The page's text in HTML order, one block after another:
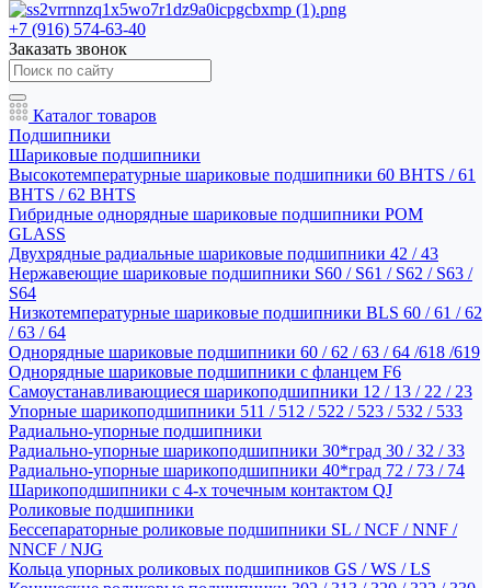
+7 (916) 574-63-40
Заказать звонок
Каталог товаров
Подшипники
Шариковые подшипники
Высокотемпературные шариковые подшипники 60 BHTS / 61
BHTS / 62 BHTS
Гибридные однорядные шариковые подшипники POM
GLASS
Двухрядные радиальные шариковые подшипники 42 / 43
Нержавеющие шариковые подшипники S60 / S61 / S62 / S63 /
S64
Низкотемпературные шариковые подшипники BLS 60 / 61 / 62
/ 63 / 64
Однорядные шариковые подшипники 60 / 62 / 63 / 64 /618 /619
Однорядные шариковые подшипники с фланцем F6
Самоустанавливающиеся шарикоподшипники 12 / 13 / 22 / 23
Упорные шарикоподшипники 511 / 512 / 522 / 523 / 532 / 533
Радиально-упорные подшипники
Радиально-упорные шарикоподшипники 30*град 30 / 32 / 33
Радиально-упорные шарикоподшипники 40*град 72 / 73 / 74
Шарикоподшипники с 4-х точечным контактом QJ
Роликовые подшипники
Бессепараторные роликовые подшипники SL / NCF / NNF /
NNCF / NJG
Кольца упорных роликовых подшипников GS / WS / LS